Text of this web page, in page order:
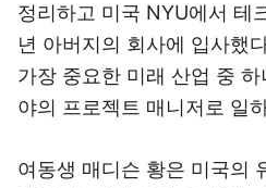
정리하고 미국 NYU에서 테
년 아버지의 회사에 입사했
가장 중요한 미래 산업 중
야의 프로젝트 매니저로 일
여동생 매디슨 황은 미국의